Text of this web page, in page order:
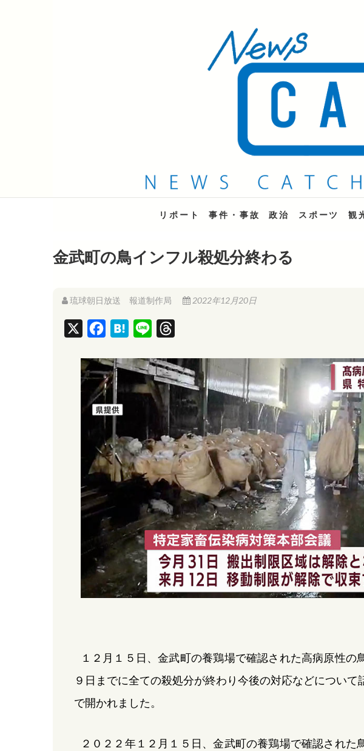
QAB NEWS Headline
キャッチー 月曜〜金曜 午後6時15分放送
リポート 事件・事故 政治 スポーツ 観
金武町の鳥インフル殺処分終わる
琉球朝日放送 報道制作局 2022年12月20日
c
e
b
o
o
k
H
t
n
e
r
e
a
d
s
１２月１５日、金武町の養鶏場で確認された高病原性の
９日までに全ての殺処分が終わり今後の対応などについ
で開かれました。
２０２２年１２月１５日、金武町の養鶏場で確認された